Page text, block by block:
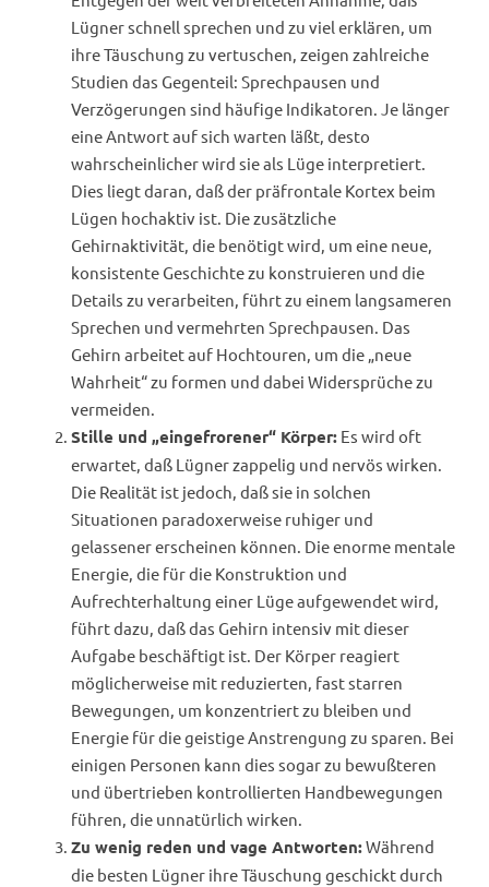
Lügner schnell sprechen und zu viel erklären, um
ihre Täuschung zu vertuschen, zeigen zahlreiche
Studien das Gegenteil: Sprechpausen und
Verzögerungen sind häufige Indikatoren. Je länger
eine Antwort auf sich warten läßt, desto
wahrscheinlicher wird sie als Lüge interpretiert.
Dies liegt daran, daß der präfrontale Kortex beim
Lügen hochaktiv ist. Die zusätzliche
Gehirnaktivität, die benötigt wird, um eine neue,
konsistente Geschichte zu konstruieren und die
Details zu verarbeiten, führt zu einem langsameren
Sprechen und vermehrten Sprechpausen. Das
Gehirn arbeitet auf Hochtouren, um die „neue
Wahrheit“ zu formen und dabei Widersprüche zu
vermeiden.
Stille und „eingefrorener“ Körper: Es wird oft
erwartet, daß Lügner zappelig und nervös wirken.
Die Realität ist jedoch, daß sie in solchen
Situationen paradoxerweise ruhiger und
gelassener erscheinen können. Die enorme mentale
Energie, die für die Konstruktion und
Aufrechterhaltung einer Lüge aufgewendet wird,
führt dazu, daß das Gehirn intensiv mit dieser
Aufgabe beschäftigt ist. Der Körper reagiert
möglicherweise mit reduzierten, fast starren
Bewegungen, um konzentriert zu bleiben und
Energie für die geistige Anstrengung zu sparen. Bei
einigen Personen kann dies sogar zu bewußteren
und übertrieben kontrollierten Handbewegungen
führen, die unnatürlich wirken.
Zu wenig reden und vage Antworten:Während
die besten Lügner ihre Täuschung geschickt durch